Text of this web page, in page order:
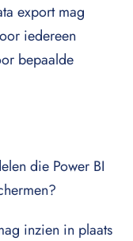
export mag
iedereen
bepaalde
die Power BI
inzien in plaats